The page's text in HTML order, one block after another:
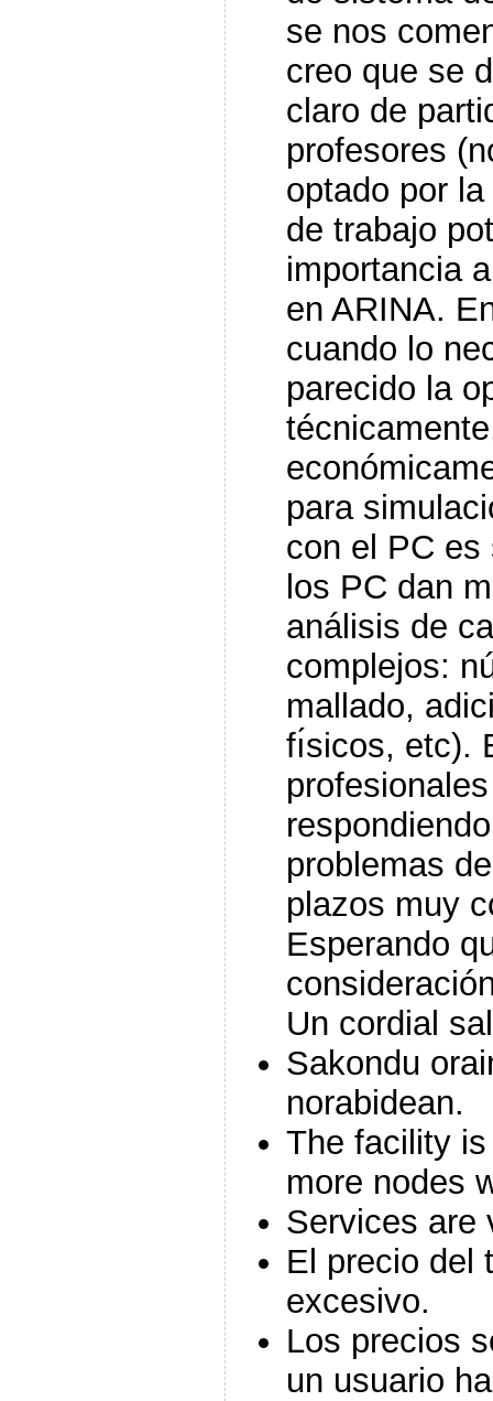
se nos
creo que se
claro de
profesores
optado por
de trabajo
importancia
en ARINA.
cuando lo
parecido la
para
con el PC
los PC dan
análisis de
complejos:
mallado,
fı́sicos, etc).
problemas
plazos muy
Esperando
Un cordial
Sakondu
norabidean.
The facility
more nodes
Services are
El precio del
excesivo.
Los precios
un usuario